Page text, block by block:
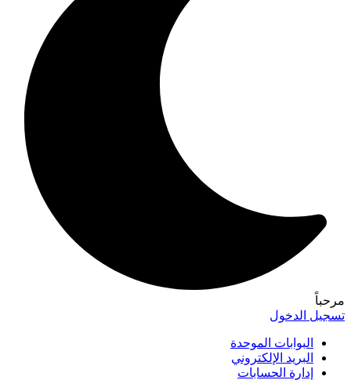
مرحباً
تسجيل الدخول
البوابات الموحدة
البريد الإلكتروني
إدارة الحسابات